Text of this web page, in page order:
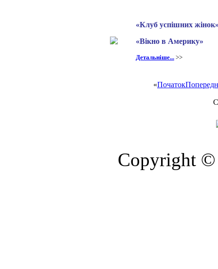
«Клуб успішних
«Вікно в Америку»
Детальніше... >>
«Початок
Copyright ©